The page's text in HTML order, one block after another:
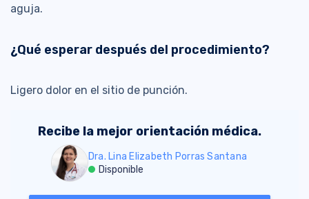
aguja.
¿Qué esperar después del procedimiento?
Ligero dolor en el sitio de punción.
Recibe la mejor orientación médica.
Dra. Lina Elizabeth Porras Santana
Disponible